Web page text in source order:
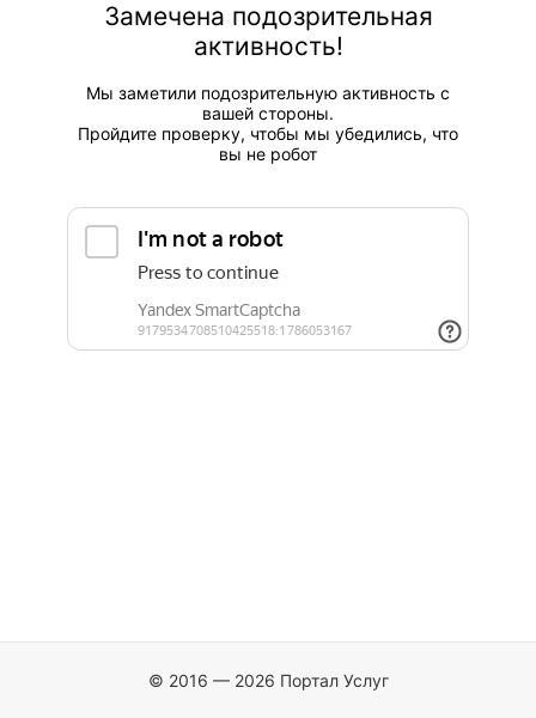
Замечена подозрительная
активность!
Мы заметили подозрительную активность с
вашей стороны.
Пройдите проверку, чтобы мы убедились, что
вы не робот
© 2016 — 2026 Портал Услуг